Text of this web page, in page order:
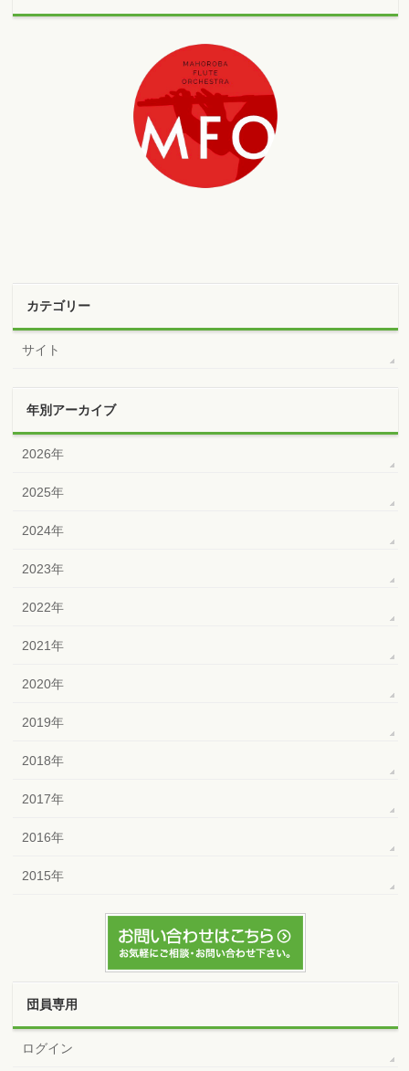
カテゴリー
サイト
年別アーカイブ
2026年
2025年
2024年
2023年
2022年
2021年
2020年
2019年
2018年
2017年
2016年
2015年
団員専用
ログイン